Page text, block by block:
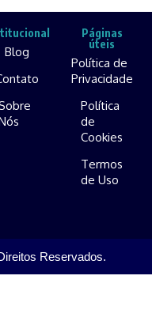
Blog
Páginas
úteis
Política de
Privacidade
Política
de
Cookies
Termos
de Uso
Reservados.